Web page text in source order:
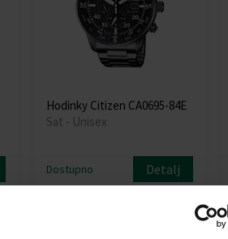
Hodinky Citizen CA0695-84E
Sat - Unisex
Dostupno Detalj